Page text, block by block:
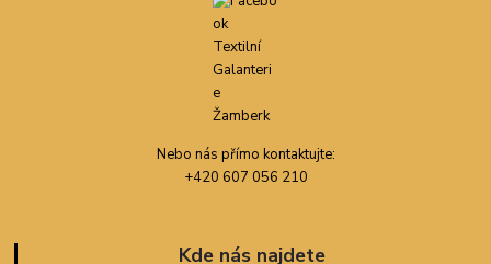
Nebo nás přímo kontaktujte:
+420 607 056 210
Kde nás najdete